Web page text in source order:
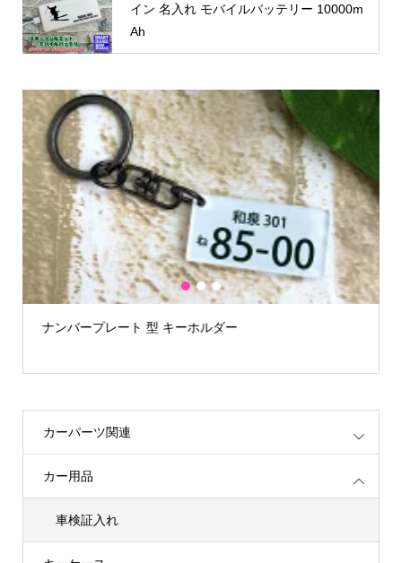
イン 名入れ モバイルバッテリー 10000m
Ah
ナンバープレート 型 キーホルダー
1 2 3
カーパーツ関連
カー用品
車検証入れ